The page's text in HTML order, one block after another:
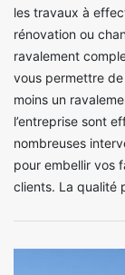
les travaux à
rénovation ou
ravalement
vous permettre de
moins un
l’entreprise sont
nombreuses
pour embellir vos
clients. La qualité